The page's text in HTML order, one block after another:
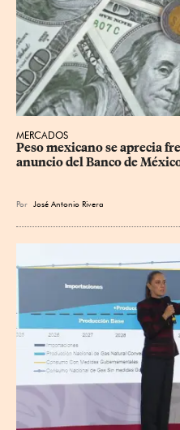
MERCADOS
Peso mexicano se aprecia
anuncio del Banco de
Por José Antonio Rivera